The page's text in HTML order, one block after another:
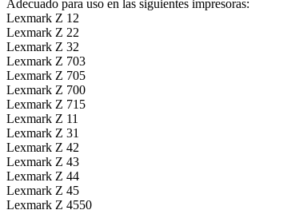
Adecuado para uso en las siguientes impresoras:
Lexmark Z 12
Lexmark Z 22
Lexmark Z 32
Lexmark Z 703
Lexmark Z 705
Lexmark Z 700
Lexmark Z 715
Lexmark Z 11
Lexmark Z 31
Lexmark Z 42
Lexmark Z 43
Lexmark Z 44
Lexmark Z 45
Lexmark Z 4550